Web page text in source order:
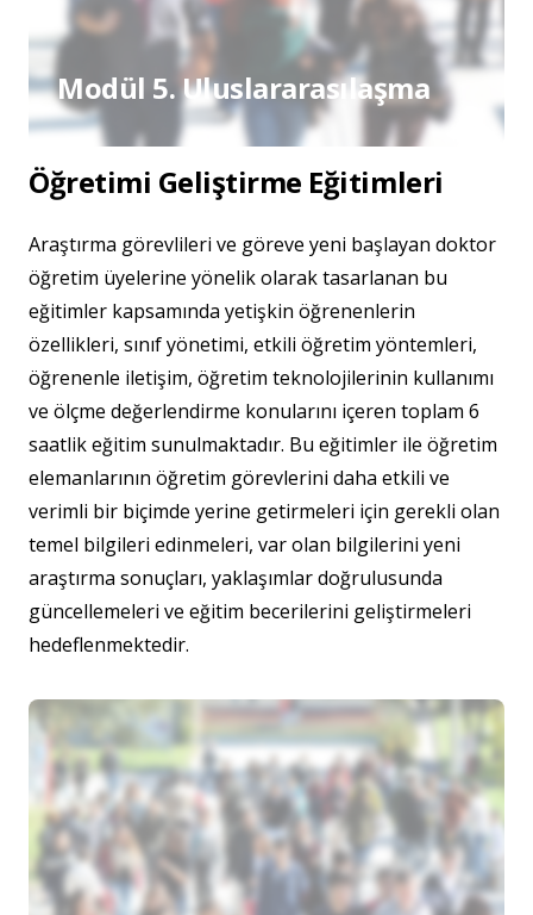
Modül 5. Uluslararasılaşma
Öğretimi Geliştirme Eğitimleri
Araştırma görevlileri ve göreve yeni başlayan doktor
öğretim üyelerine yönelik olarak tasarlanan bu
eğitimler kapsamında yetişkin öğrenenlerin
özellikleri, sınıf yönetimi, etkili öğretim yöntemleri,
öğrenenle iletişim, öğretim teknolojilerinin kullanımı
ve ölçme değerlendirme konularını içeren toplam 6
saatlik eğitim sunulmaktadır. Bu eğitimler ile öğretim
elemanlarının öğretim görevlerini daha etkili ve
verimli bir biçimde yerine getirmeleri için gerekli olan
temel bilgileri edinmeleri, var olan bilgilerini yeni
araştırma sonuçları, yaklaşımlar doğrulusunda
güncellemeleri ve eğitim becerilerini geliştirmeleri
hedeflenmektedir.